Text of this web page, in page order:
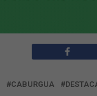
CABURGUA